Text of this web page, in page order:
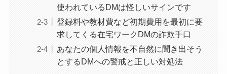
使われているDMは怪しいサインです
登録料や教材費など初期費用を最初に要
求してくる在宅ワークDMの詐欺手口
あなたの個人情報を不自然に聞き出そう
とするDMへの警戒と正しい対処法